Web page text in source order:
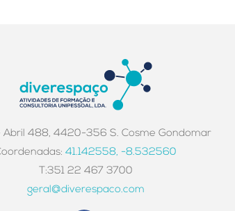
Abril 488, 4420-356 S. Cosme Gondomar
41.142558, -8.532560
T:351 22 467 3700
geral@diverespaco.com